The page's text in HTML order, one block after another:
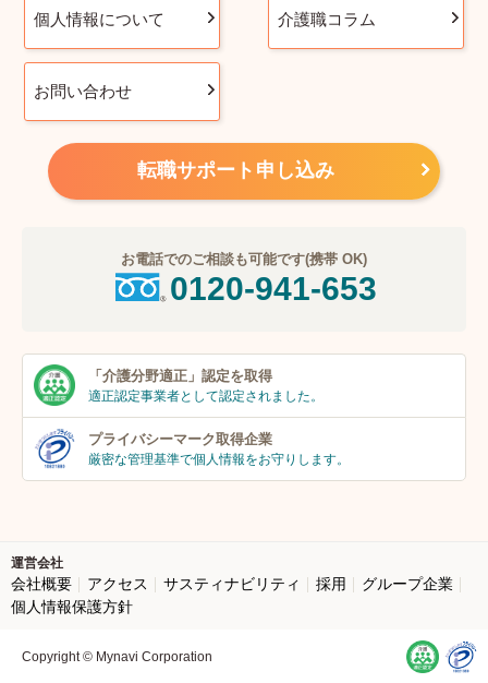
個人情報について 介護職コラム
お問い合わせ
転職サポート申し込み
お電話でのご相談も可能です(携帯 OK)
0120-941-653
「介護分野適正」 認定を取得
適正認定事業者として認定されました。
プライバシーマーク取得企業
厳密な管理基準で個人情報をお守りします。
運営会社
会社概要 アクセス サスティナビリティ 採用
グループ企業
個人情報保護方針
Copyright © Mynavi Corporation